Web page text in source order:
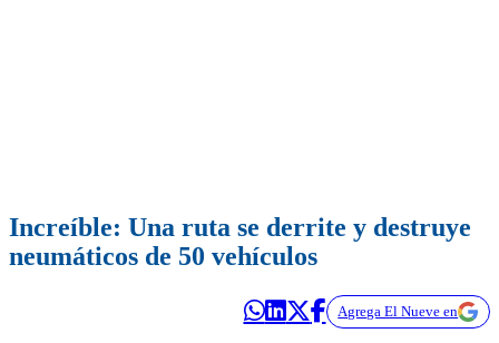
Increíble: Una ruta se derrite y destruye
neumáticos de 50 vehículos
Agrega El Nueve en